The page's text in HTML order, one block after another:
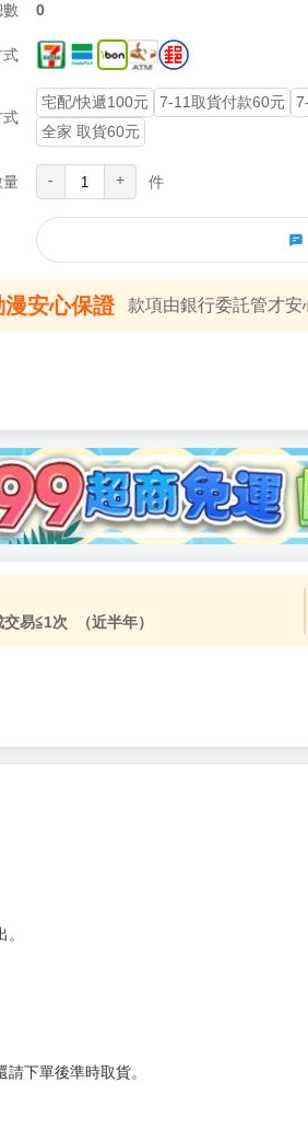
0
式
式
宅配/快遞100元 7-11取貨付款60元
全家 取貨60元
量 - + 件
漫安心保證 款項由銀行委託管才安